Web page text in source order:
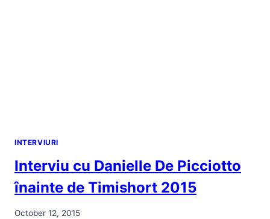
INTERVIURI
Interviu cu Danielle De Picciotto
înainte de Timishort 2015
October 12, 2015